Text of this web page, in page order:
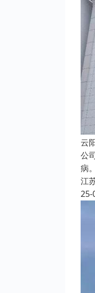
云
公
病
江
25-